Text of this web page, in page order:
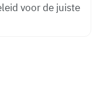
voor de juiste